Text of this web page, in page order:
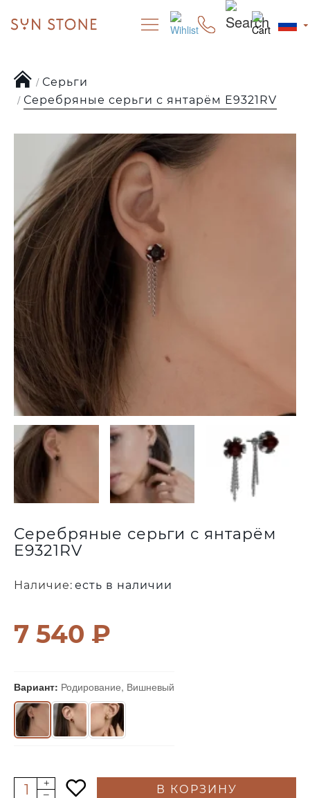
Серьги
Серебряные серьги с янтарём E9321RV
Серебряные серьги с янтарём
E9321RV
7 540 ₽
Вариант: Родирование, Вишневый
Наличие: есть в наличии
В КОРЗИНУ